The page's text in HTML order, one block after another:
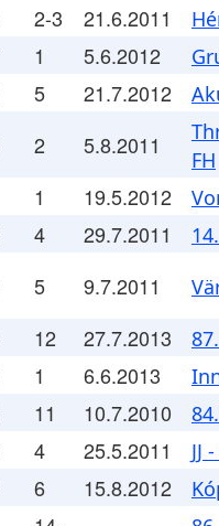
2-3 21.6.2011
1 5.6.2012
5 21.7.2012
2 5.8.2011
FH
1 19.5.2012
4 29.7.2011
5 9.7.2011
12 27.7.2013
1 6.6.2013
11 10.7.2010
4 25.5.2011 JJ
6 15.8.2012